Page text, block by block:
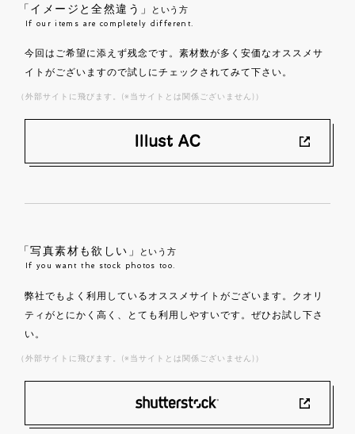
「イメージと全然違う」 という方
If our items are completely different.
今回はご希望に添えず残念です。素材数が多く安価なオススメサ
イトがございますので試しにチェックされてみて下さい。
（外部サイトに飛びます。(※当サイトとは関係ございません)）
「写真素材も欲しい」 という方
If you want the stock photos too.
弊社でもよく利用しているオススメサイトがございます。クオリ
ティがとにかく高く、とても利用しやすいです。ぜひお試し下さ
い。
（外部サイトに飛びます。(※当サイトとは関係ございません)）